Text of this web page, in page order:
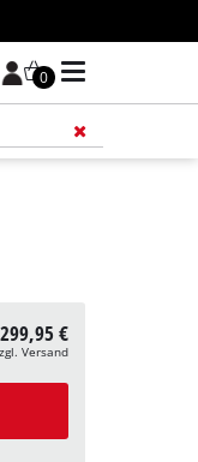
0
299,95 €
Versand